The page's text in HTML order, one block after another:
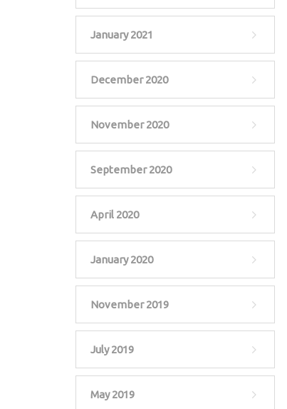
January 2021
December 2020
November 2020
September 2020
April 2020
January 2020
November 2019
July 2019
May 2019